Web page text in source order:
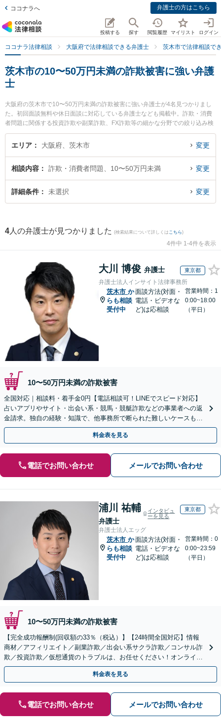
ココナラへ 弁護士の方はこちら
投稿する 探す 閲覧履歴 マイリスト ログイン
ココナラ法律相談 大阪府で法律相談できる弁護士 茨木市で法律相談で
茨木市の10〜50万円未満の詐欺被害に強い弁護
士
大阪府の茨木市で10〜50万円未満の詐欺被害に強い弁護士が4名見つかりまし
た。初回面談無料や休日面談に対応している弁護士なども掲載中。詐欺・消費
者問題に関係する投資詐欺や副業詐欺、FX詐欺等の細かな分野での絞り込み検
索もでき便利です。特に柏葉法律事務所の河野 嵩士弁護士や弁護士法人茨木あ
さひ法律事務所の谷井 光弁護士、いばらき総合法律事務所の大西 健太郎弁護士
に相談したい』『10〜50万円未満の詐欺被害のトラブル解決の実績豊富な近く
の弁護士を検索したい』『初回相談無料で10〜50万円未満の詐欺被害を法律相
談できる茨木市内の弁護士に相談予約したい』などでお困りの相談者さんにお
エリア 大阪府、茨木市 変更
相談内容 詐欺・消費者問題、10〜50万円未満 変更
詳細条件 未選択 変更
4 人の弁護士が見つかりました (検索結果について詳しくは こちら)
4件中 1-4件を表示
大川 博俊 弁護士 東京都
弁護士法人インサイト法律事務所
茨木市 か
らも相談
受付中
面談方法(対面・
電話・ビデオな
ど)は応相談
営業時間：1
0:00~18:00
（平日）
10〜50万円未満の詐欺被害
全国対応｜相談料・着手金0円【電話相談可！LINEでスピード対応】
占いアプリやサイト・出会い系・競馬・競艇詐欺などの事業者への返
金請求。独自の経験・知識で、他事務所で断られた難しいケースも解
決に導いた実績あり。まずはお気軽にご相談ください
料金表を見る
電話でお問い合わせ メールでお問い合わせ
浦川 祐輔
弁護士
インタビュ
ーを見る
東京都
弁護士法人エッグ
茨木市 か
らも相談
受付中
面談方法(対面・
電話・ビデオな
ど)は応相談
営業時間：0
0:00~23:59
（平日）
10〜50万円未満の詐欺被害
【完全成功報酬制(回収額の33％（税込）】【24時間全国対応】情報
商材／アフィリエイト／副業詐欺／出会い系サクラ詐欺／コンサル詐
欺／投資詐欺／仮想通貨のトラブルは、お任せください！オンライン
のみで解決も可能！
料金表を見る
電話でお問い合わせ メールでお問い合わせ